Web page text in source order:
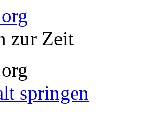
zur Zeit
springen